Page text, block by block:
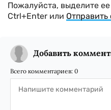
Пожалуйста, выделите
Ctrl+Enter или
Добавить
Всего комментариев: 0